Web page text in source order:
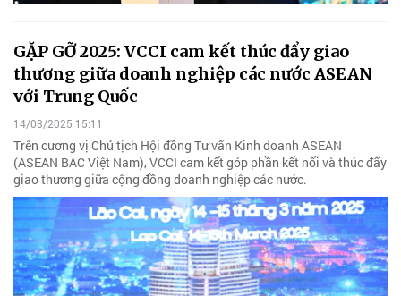
GẶP GỠ 2025: VCCI cam kết thúc đẩy giao
thương giữa doanh nghiệp các nước ASEAN
với Trung Quốc
14/03/2025 15:11
Trên cương vị Chủ tịch Hội đồng Tư vấn Kinh doanh ASEAN
(ASEAN BAC Việt Nam), VCCI cam kết góp phần kết nối và thúc đẩy
giao thương giữa cộng đồng doanh nghiệp các nước.